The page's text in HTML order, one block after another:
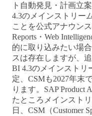
ト自動発見・計画立
4.3のメインストリー
ことを公式アナウン
Reports・Web
的に取り込みたい場
スは存在しますが、
BI 4.3のメインストリ
定、CSMも2027年末
ります。SAP Product
たところメインスト
日、CSM（Customer